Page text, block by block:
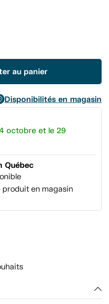
au panier
Disponibilités en magasin
octobre et le 29
Québec
produit en magasin